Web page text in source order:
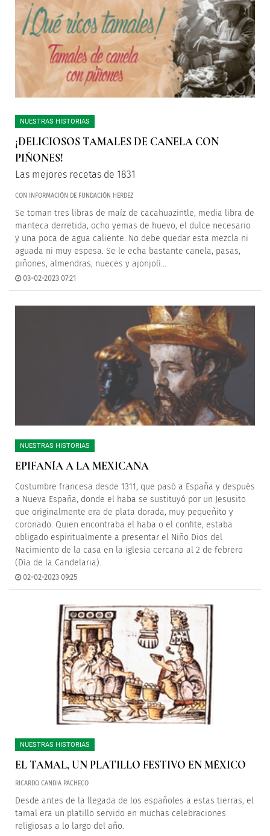
NUESTRAS HISTORIAS
¡DELICIOSOS TAMALES DE CANELA CON
PIÑONES!
Las mejores recetas de 1831
CON INFORMACIÓN DE FUNDACIÓN HERDEZ
Se toman tres libras de maíz de cacahuazintle, media libra de
manteca derretida, ocho yemas de huevo, el dulce necesario
y una poca de agua caliente. No debe quedar esta mezcla ni
aguada ni muy espesa. Se le echa bastante canela, pasas,
piñones, almendras, nueces y ajonjolí...
03-02-2023 07:21
NUESTRAS HISTORIAS
EPIFANÍA A LA MEXICANA
Costumbre francesa desde 1311, que pasó a España y después
a Nueva España, donde el haba se sustituyó por un Jesusito
que originalmente era de plata dorada, muy pequeñito y
coronado. Quien encontraba el haba o el confite, estaba
obligado espiritualmente a presentar el Niño Dios del
Nacimiento de la casa en la iglesia cercana al 2 de febrero
(Día de la Candelaria).
02-02-2023 09:25
NUESTRAS HISTORIAS
EL TAMAL, UN PLATILLO FESTIVO EN MÉXICO
RICARDO CANDIA PACHECO
Desde antes de la llegada de los españoles a estas tierras, el
tamal era un platillo servido en muchas celebraciones
religiosas a lo largo del año.